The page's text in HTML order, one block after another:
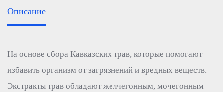
Описание
На основе сбора Кавказских трав, которые помогают
избавить организм от загрязнений и вредных веществ.
Экстракты трав обладают желчегонным, мочегонным